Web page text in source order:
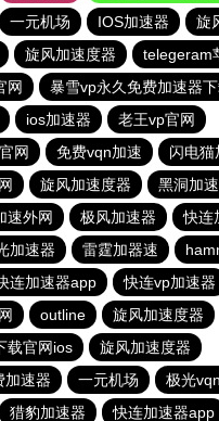
一元机场 IOS加速器
旋
旋风加速度器
telegeram
网
暴雪vp永久免费加速器
ios加速器
老王vp官网
网
免费vqn加速
闪电猫
旋风加速度器 黑洞加
速外网
极风加速器
快连
加速器 雷霆加器速
连加速器app
快连vp加速器
outline
旋风加速度器
载官网ios
旋风加速度器
加速器
一元机场
极光
猎豹加速器 快连加速器app